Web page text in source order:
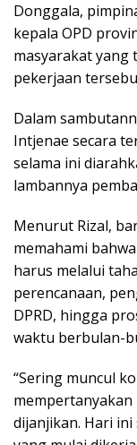
Donggala,
kepala OPD
masyarakat yang
pekerjaan
Dalam
Intjenae secara
selama ini
lambannya
Menurut Rizal,
memahami
harus melalui
perencanaan,
DPRD, hingga
waktu berbulan-
“Sering muncul
mempertanyakan
dijanjikan. Hari ini